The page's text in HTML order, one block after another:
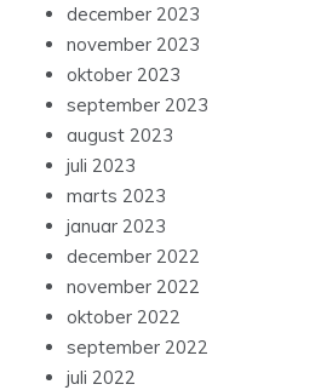
december 2023
november 2023
oktober 2023
september 2023
august 2023
juli 2023
marts 2023
januar 2023
december 2022
november 2022
oktober 2022
september 2022
juli 2022